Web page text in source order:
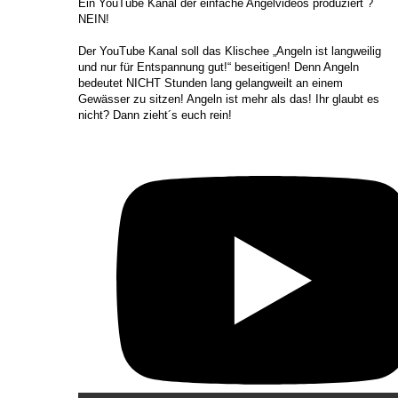
​Ein YouTube Kanal der einfache Angelvideos produziert ?
NEIN!
Der YouTube Kanal soll das Klischee „Angeln ist langweilig
und nur für Entspannung gut!“ beseitigen! Denn Angeln
bedeutet NICHT Stunden lang gelangweilt an einem
Gewässer zu sitzen! Angeln ist mehr als das! Ihr glaubt es
nicht? Dann zieht´s euch rein!